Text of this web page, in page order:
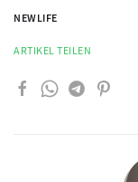
NEWLIFE
ARTIKEL TEILEN